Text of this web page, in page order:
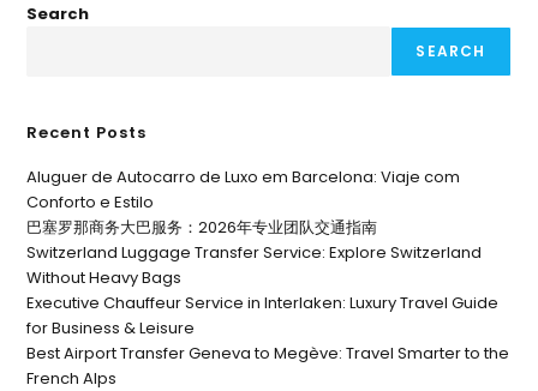
Search
SEARCH
Recent Posts
Aluguer de Autocarro de Luxo em Barcelona: Viaje com
Conforto e Estilo
巴塞罗那商务大巴服务：2026年专业团队交通指南
Switzerland Luggage Transfer Service: Explore Switzerland
Without Heavy Bags
Executive Chauffeur Service in Interlaken: Luxury Travel Guide
for Business & Leisure
Best Airport Transfer Geneva to Megève: Travel Smarter to the
French Alps